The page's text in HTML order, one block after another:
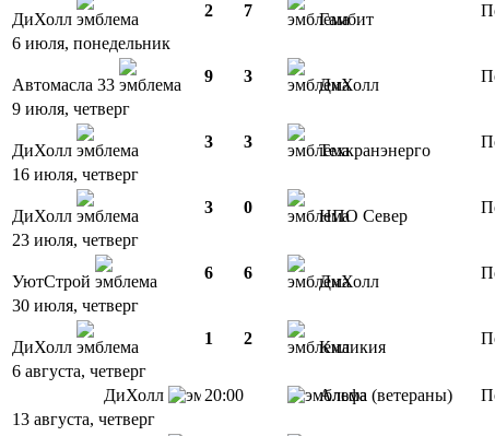
ДиХолл 2 7 Гамбит
6 июля, понедельник
Автомасла 33 9 3 ДиХолл
9 июля, четверг
ДиХолл 3 3 Техкранэнерго
16 июля, четверг
ДиХолл 3 0 НПО Север
23 июля, четверг
УютСтрой 6 6 ДиХолл
30 июля, четверг
ДиХолл 1 2 Киликия
6 августа, четверг
ДиХолл
20:00 Альфа (ветераны)
13 августа, четверг